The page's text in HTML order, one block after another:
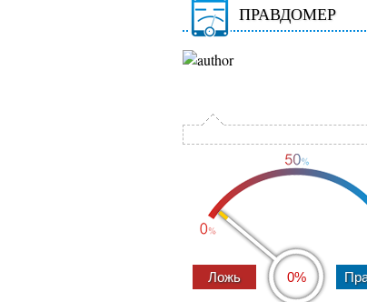
ПРАВДОМЕР
0%